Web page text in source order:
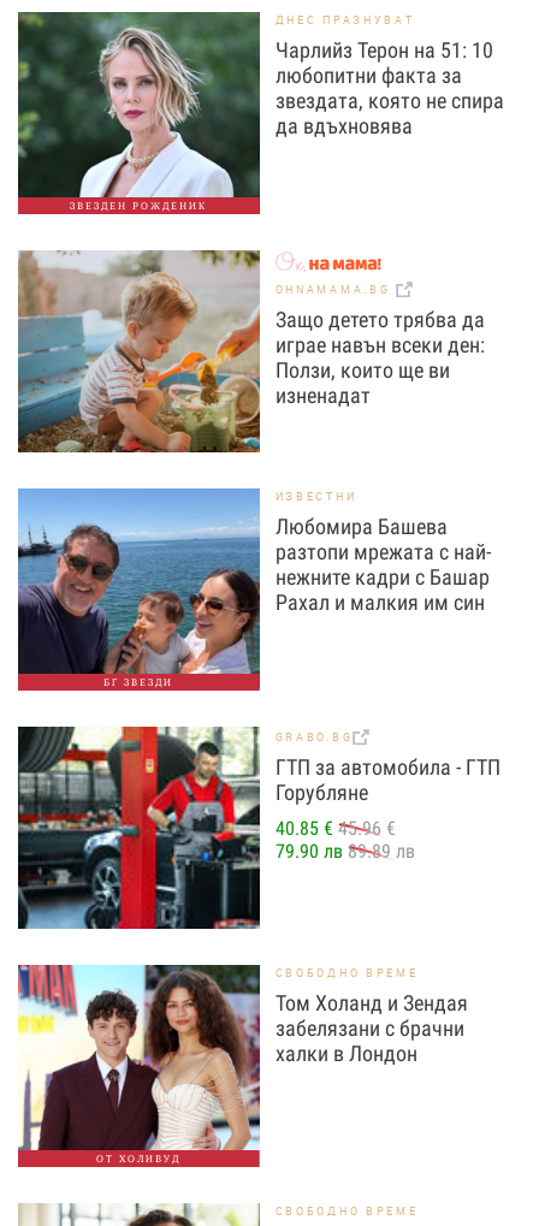
ЗВЕЗДЕН РОЖДЕНИК
ДНЕС ПРАЗНУВАТ
Чарлийз Терон на 51: 10
любопитни факта за
звездата, която не спира
да вдъхновява
OHNAMAMA.BG
Защо детето трябва да
играе навън всеки ден:
Ползи, които ще ви
изненадат
БГ ЗВЕЗДИ
ИЗВЕСТНИ
Любомира Башева
разтопи мрежата с най-
нежните кадри с Башар
Рахал и малкия им син
GRABO.BG
ГТП за автомобила - ГТП
Горубляне
40.85 € 45.96 €
79.90 лв 89.89 лв
ОТ ХОЛИВУД
СВОБОДНО ВРЕМЕ
Том Холанд и Зендая
забелязани с брачни
халки в Лондон
СВОБОДНО ВРЕМЕ